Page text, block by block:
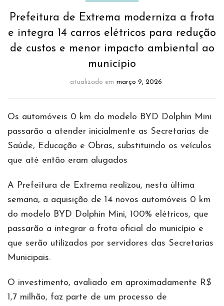
Prefeitura de Extrema moderniza a frota
e integra 14 carros elétricos para redução
de custos e menor impacto ambiental ao
município
atualizado em março 9, 2026
Os automóveis 0 km do modelo BYD Dolphin Mini
passarão a atender inicialmente as Secretarias de
Saúde, Educação e Obras, substituindo os veículos
que até então eram alugados
A Prefeitura de Extrema realizou, nesta última
semana, a aquisição de 14 novos automóveis 0 km
do modelo BYD Dolphin Mini, 100% elétricos, que
passarão a integrar a frota oficial do município e
que serão utilizados por servidores das Secretarias
Municipais.
O investimento, avaliado em aproximadamente R$
1,7 milhão, faz parte de um processo de